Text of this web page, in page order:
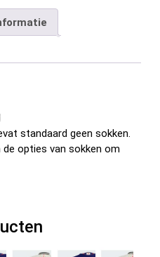
d
di
t
ke
dI
n
e
n
standaard geen sokken.
opties van sokken om